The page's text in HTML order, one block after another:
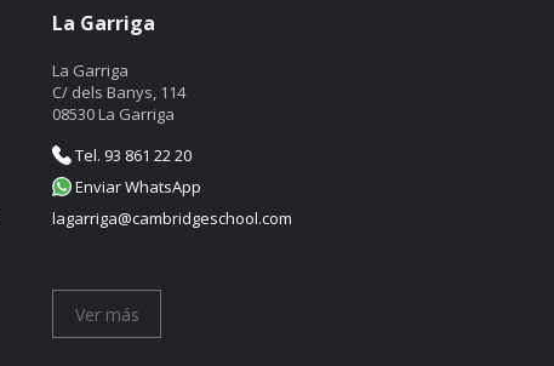
La Garriga
La Garriga
C/ dels Banys, 114
08530 La Garriga
Tel. 93 861 22 20
Enviar WhatsApp
lagarriga@cambridgeschool.com
Ver más